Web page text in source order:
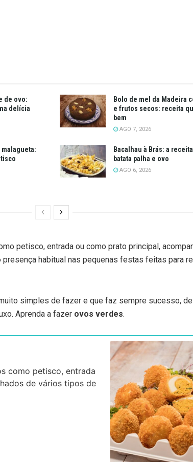
de ovo:
delícia
Bolo de mel da Madeira
e frutos secos: receita
bem
AGO 7, 2026
malagueta:
Bacalhau à Brás: a
batata palha e ovo
AGO 6, 2026
petisco, entrada ou como prato principal,
habitual nas pequenas festas feitas para
simples de fazer e que faz sempre sucesso,
Aprenda a fazer ovos verdes.
como petisco, entrada
de vários tipos de